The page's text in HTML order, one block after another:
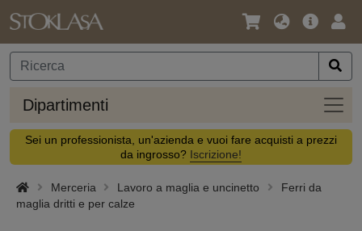
Lingua
Valuta
Offerta
Dipartimenti
Sei un professionista, un'azienda e vuoi fare acquisti a prezzi
da ingrosso? Iscrizione!
Merceria Lavoro a maglia e uncinetto
Ferri da
maglia dritti e per calze